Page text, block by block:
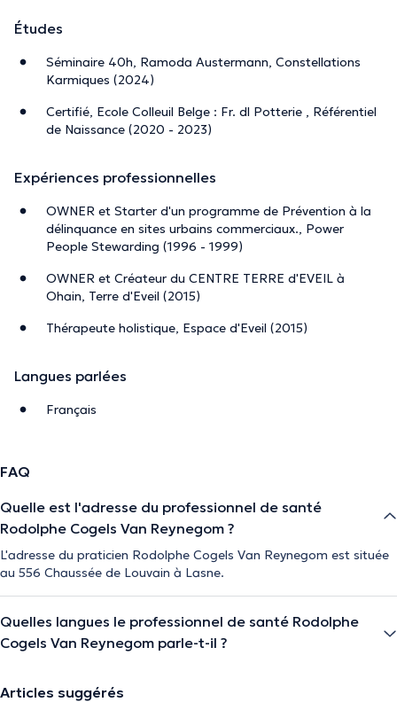
Études
Séminaire 40h, Ramoda Austermann, Constellations
Karmiques (2024)
Certifié, Ecole Colleuil Belge : Fr. dl Potterie , Référentiel
de Naissance (2020 - 2023)
Expériences professionnelles
OWNER et Starter d'un programme de Prévention à la
délinquance en sites urbains commerciaux., Power
People Stewarding (1996 - 1999)
OWNER et Créateur du CENTRE TERRE d'EVEIL à
Ohain, Terre d'Eveil (2015)
Thérapeute holistique, Espace d'Eveil (2015)
Langues parlées
Français
FAQ
Quelle est l'adresse du professionnel de santé
Rodolphe Cogels Van Reynegom ?
L'adresse du praticien Rodolphe Cogels Van Reynegom est située
au 556 Chaussée de Louvain à Lasne.
Quelles langues le professionnel de santé Rodolphe
Cogels Van Reynegom parle-t-il ?
Articles suggérés